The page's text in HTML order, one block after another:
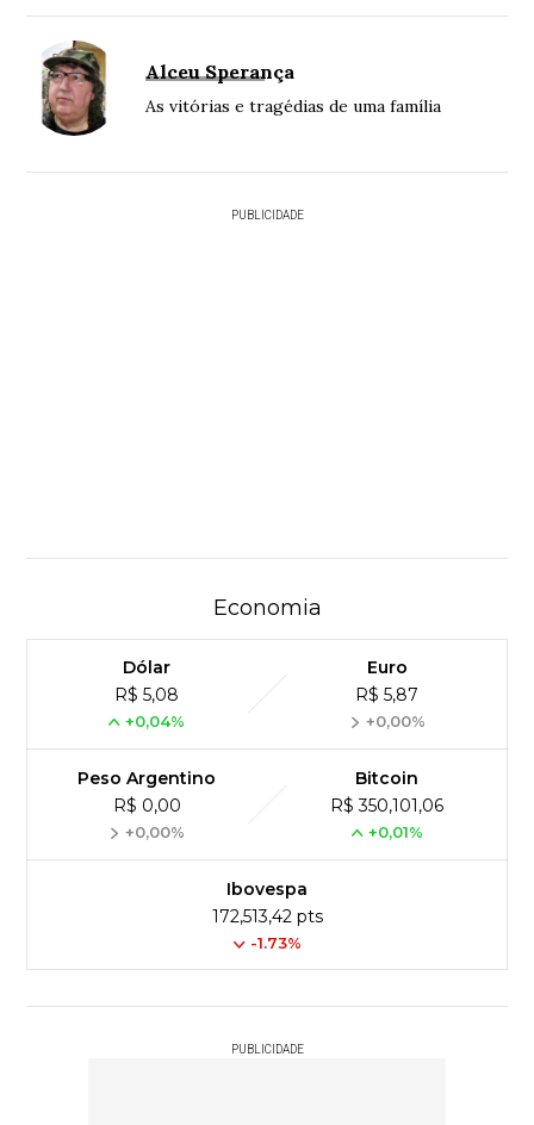
Alceu Sperança
As vitórias e tragédias de uma família
PUBLICIDADE
Economia
Dólar
R$ 5,08
+0,04%
Euro
R$ 5,87
+0,00%
Peso Argentino
R$ 0,00
+0,00%
Bitcoin
R$ 350,101,06
+0,01%
Ibovespa
172,513,42 pts
-1.73%
PUBLICIDADE